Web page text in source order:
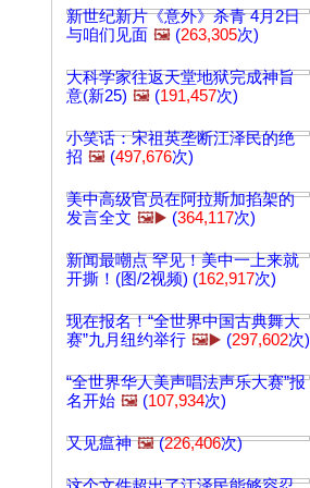
新世纪新片《意外》杀青 4月2日
与咱们见面 🖼️ (263,305次)
大科学家往返天堂地狱完成神旨
意(新25) 🖼️ (191,457次)
小笑话：宋祖英垄断江泽民的绝
招 🖼️ (497,676次)
美中高级官员在阿拉斯加掐架的
发言全文 🖼️▶️ (364,117次)
新闻最嘲点 罕见！美中一上来就
开撕！(图/2视频) (162,917次)
现在报名！“全世界中国古典舞大
赛”九月纽约举行 🖼️▶️ (297,602次)
“全世界华人美声唱法声乐大赛”报
名开始 🖼️ (107,934次)
又见瘟神 🖼️(226,406次)